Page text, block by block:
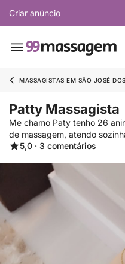
Criar anúncio
MASSAGISTAS EM SÃO JOSÉ
Patty Massagista
Me chamo Paty tenho 26
de massagem, atendo
5,0 · 3 comentários